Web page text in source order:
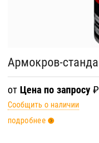
Армокров-
от Цена по запросу
Сообщить о наличии
подробнее